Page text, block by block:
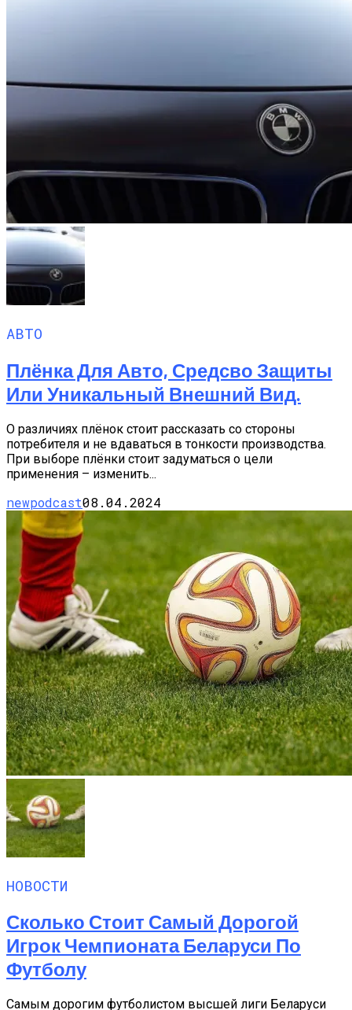
АВТО
Плёнка Для Авто, Средсво Защиты
Или Уникальный Внешний Вид.
О различиях плёнок стоит рассказать со стороны
потребителя и не вдаваться в тонкости производства.
При выборе плёнки стоит задуматься о цели
применения – изменить...
newpodcast08.04.2024
НОВОСТИ
Сколько Стоит Самый Дорогой
Игрок Чемпионата Беларуси По
Футболу
Самым дорогим футболистом высшей лиги Беларуси